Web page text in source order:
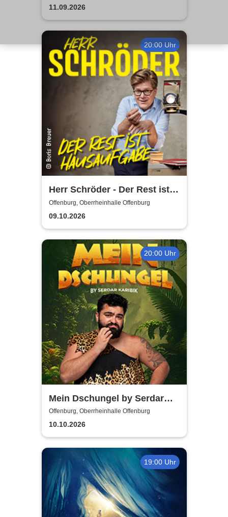
Deutschlands größte
Flamenco-Tournee
11.09.2026
20:00 Uhr
Herr Schröder - Der Rest ist
Hausaufgabe
Offenburg, Oberrheinhalle Offenburg
09.10.2026
20:00 Uhr
Mein Dschungel by Serdar
Karibik
Offenburg, Oberrheinhalle Offenburg
10.10.2026
19:00 Uhr